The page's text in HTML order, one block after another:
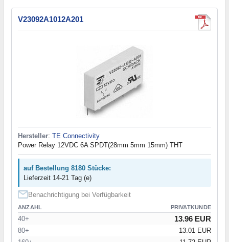
V23092A1012A201
Hersteller: TE Connectivity
Power Relay 12VDC 6A SPDT(28mm 5mm 15mm) THT
auf Bestellung 8180 Stücke:
Lieferzeit 14-21 Tag (e)
Benachrichtigung bei Verfügbarkeit
ANZAHL PRIVATKUNDE
40+ 13.96 EUR
80+
13.01 EUR